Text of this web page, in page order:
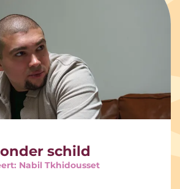
schild
Nabil Tkhidousset